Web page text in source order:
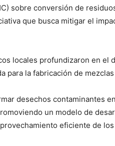
sobre conversión de
que busca mitigar el
locales profundizaron en el
para la fabricación de
desechos contaminantes
un modelo de
eficiente de